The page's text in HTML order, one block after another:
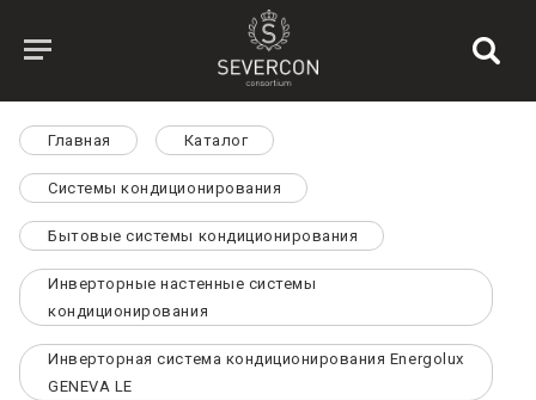
Главная Каталог
Системы кондиционирования
Бытовые системы кондиционирования
Инверторные настенные системы
кондиционирования
Инверторная система кондиционирования Energolux
GENEVA LE